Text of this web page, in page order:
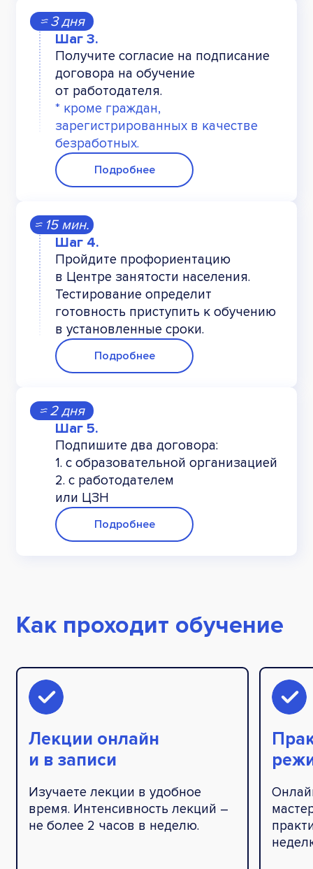
≈ 3 дня
Получите согласие на подписание
договора на обучение
от работодателя.
* кроме граждан,
зарегистрированных в качестве
безработных.
Подробнее
≈ 15 мин.
Пройдите профориентацию
в Центре занятости населения.
Тестирование определит
готовность приступить к обучению
в установленные сроки.
Подробнее
≈ 2 дня
Подпишите два договора:
1. с образовательной организацией
2. с работодателем
или ЦЗН
Подробнее
Как проходит обучение
Лекции онлайн
и в записи
Изучаете лекции в удобное
время. Интенсивность лекций –
не более 2 часов в неделю.